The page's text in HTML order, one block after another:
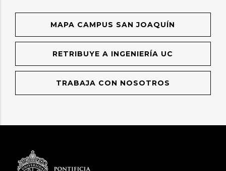
MAPA CAMPUS SAN JOAQUÍN
RETRIBUYE A INGENIERÍA UC
TRABAJA CON NOSOTROS